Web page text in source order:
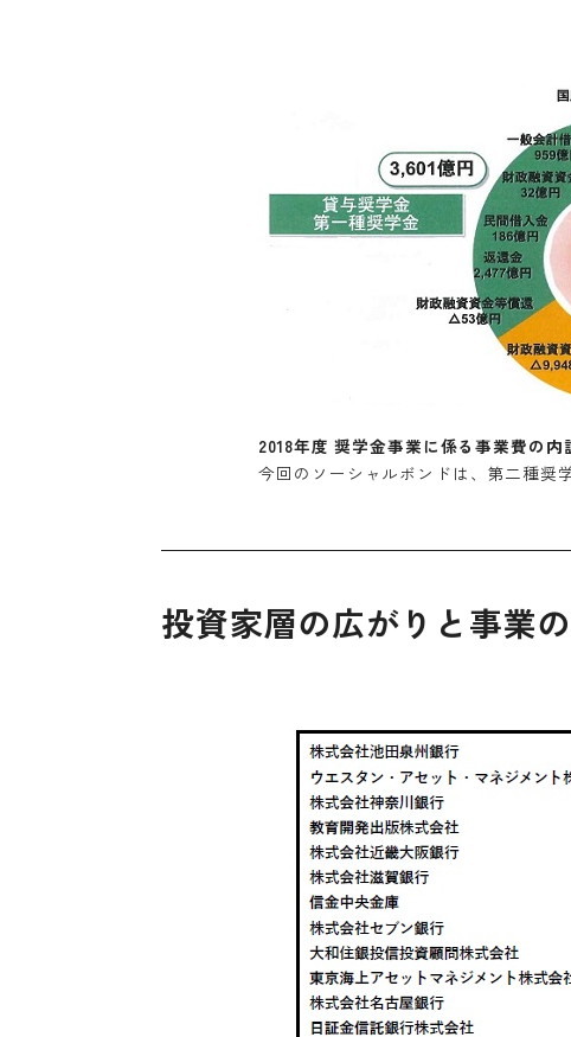
2018年度 奨学金事業に係る事業費の内
今回のソーシャルボンドは、第二種奨
投資家層の広がりと事業